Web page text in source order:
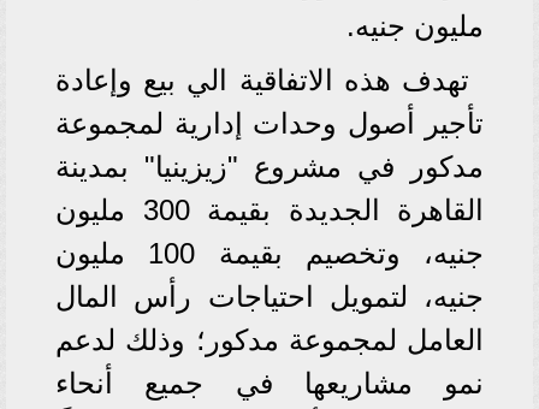
مليون جنيه.
تهدف هذه الاتفاقية الي بيع وإعادة
تأجير أصول وحدات إدارية لمجموعة
مدكور في مشروع "زيزينيا" بمدينة
القاهرة الجديدة بقيمة 300 مليون
جنيه، وتخصيم بقيمة 100 مليون
جنيه، لتمويل احتياجات رأس المال
العامل لمجموعة مدكور؛ وذلك لدعم
نمو مشاريعها في جميع أنحاء